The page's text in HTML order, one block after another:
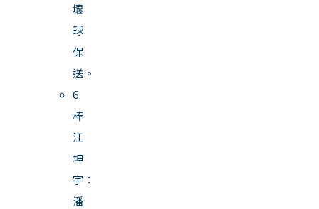
壞
球
保
送。
6
棒
江
坤
宇：
潘